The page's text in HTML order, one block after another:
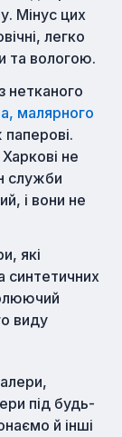
Мінус цих
легко
та вологою.
нетканого
малярного
не
служби
і вони не
які
синтетичних
виду
під будь-
й інші